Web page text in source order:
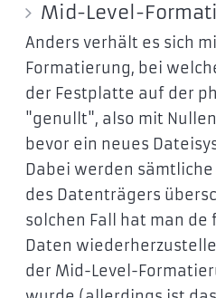
Mid-Level-
Anders verhält es sich
Formatierung, bei
der Festplatte auf der
"genullt", also mit
bevor ein neues
Dabei werden
des Datenträgers
solchen Fall hat man de
Daten
der Mid-Level-